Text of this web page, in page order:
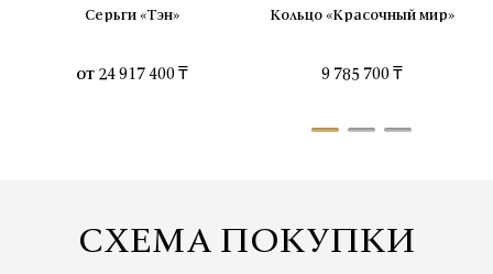
Серьги «Тэн»
от 24 917 400 ₸
Кольцо «Красочный мир»
9 785 700 ₸
СХЕМА ПОКУПКИ